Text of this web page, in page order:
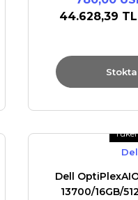
44.628,39 TL
Stokta
Dell
13700/16GB/